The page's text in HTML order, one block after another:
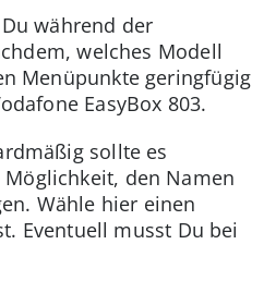
während der
welches Modell
Menüpunkte geringfügig
EasyBox 803.
sollte es
den Namen
Wähle hier einen
Eventuell musst Du bei